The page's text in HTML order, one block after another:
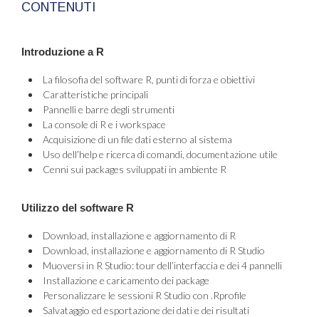
CONTENUTI
Introduzione a R
La filosofia del software R, punti di forza e obiettivi
Caratteristiche principali
Pannelli e barre degli strumenti
La console di R e i workspace
Acquisizione di un file dati esterno al sistema
Uso dell’help e ricerca di comandi, documentazione utile
Cenni sui packages sviluppati in ambiente R
Utilizzo del software R
Download, installazione e aggiornamento di R
Download, installazione e aggiornamento di R Studio
Muoversi in R Studio: tour dell’interfaccia e dei 4 pannelli
Installazione e caricamento dei package
Personalizzare le sessioni R Studio con .Rprofile
Salvataggio ed esportazione dei dati e dei risultati